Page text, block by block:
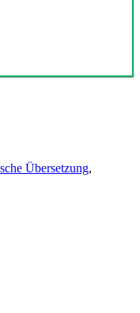
Übersetzung,